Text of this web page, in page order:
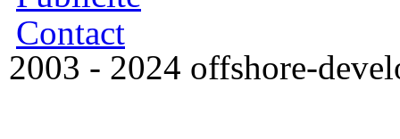
Contact
2003 - 2024 offshore-